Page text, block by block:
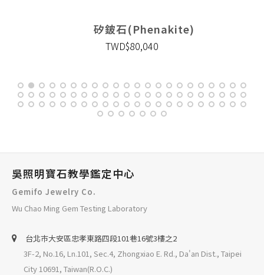
矽鈹石(Phenakite)
TWD$80,040
吳照明寶石教學鑑定中心
Gemifo Jewelry Co.
Wu Chao Ming Gem Testing Laboratory
台北巿大安區忠孝東路四段101巷16號3樓之2
3F-2, No.16, Ln.101, Sec.4, Zhongxiao E. Rd., Da'an Dist., Taipei
City 10691, Taiwan(R.O.C.)